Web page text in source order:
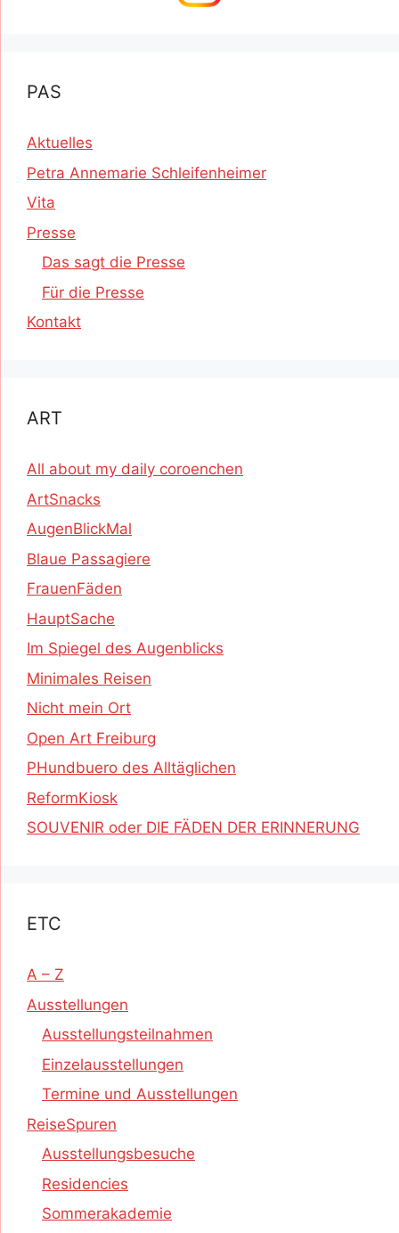
PAS
Aktuelles
Petra Annemarie Schleifenheimer
Vita
Presse
Das sagt die Presse
Für die Presse
Kontakt
ART
All about my daily coroenchen
ArtSnacks
AugenBlickMal
Blaue Passagiere
FrauenFäden
HauptSache
Im Spiegel des Augenblicks
Minimales Reisen
Nicht mein Ort
Open Art Freiburg
PHundbuero des Alltäglichen
ReformKiosk
SOUVENIR oder DIE FÄDEN DER ERINNERUNG
ETC
A – Z
Ausstellungen
Ausstellungsteilnahmen
Einzelausstellungen
Termine und Ausstellungen
ReiseSpuren
Ausstellungsbesuche
Residencies
Sommerakademie